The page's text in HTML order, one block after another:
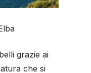
grazie ai
che si